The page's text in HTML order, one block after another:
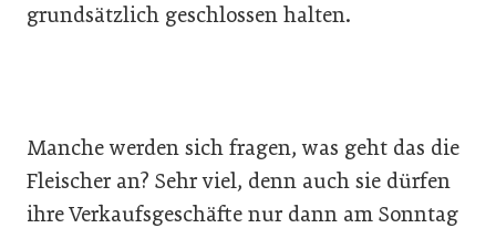
grundsätzlich geschlossen halten.
Manche werden sich fragen, was geht das die
Fleischer an? Sehr viel, denn auch sie dürfen
ihre Verkaufsgeschäfte nur dann am Sonntag